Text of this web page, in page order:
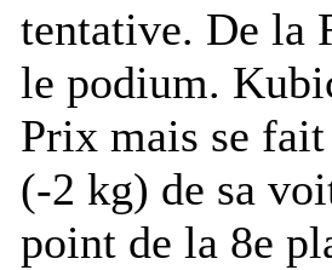
tentative. De la
le podium.
Prix mais se
(-2 kg) de sa
point de la 8e